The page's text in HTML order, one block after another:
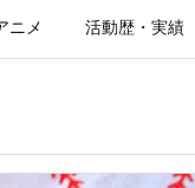
ニメ 活動歴・実績